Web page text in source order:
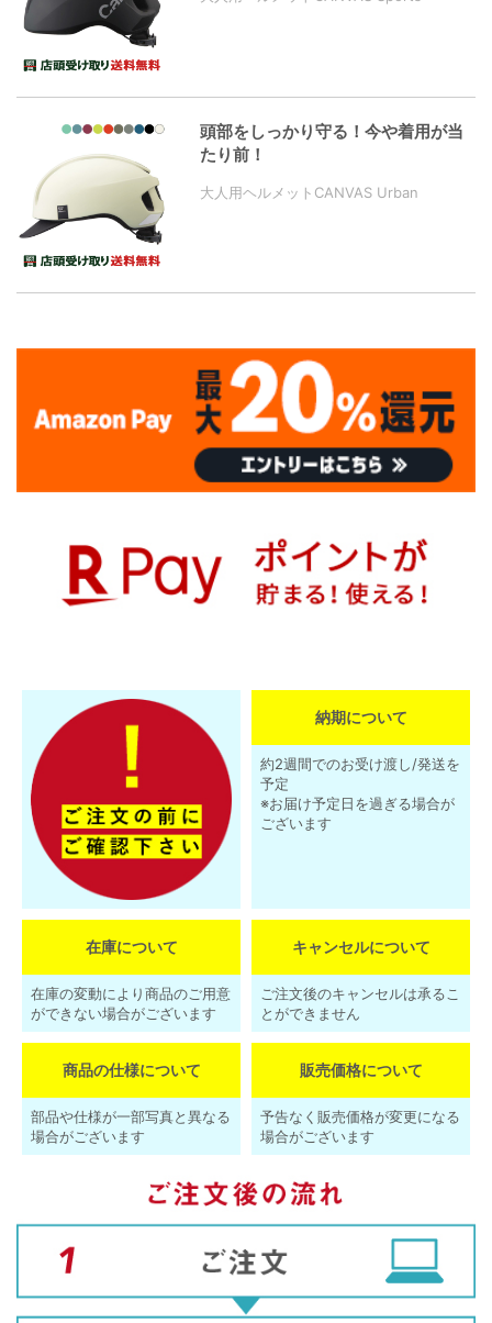
頭部をしっかり守る！今や着用が当
たり前！
大人用ヘルメットCANVAS Urban
納期について
約2週間でのお受け渡し/発送を
予定
※お届け予定日を過ぎる場合が
ございます
在庫について
在庫の変動により商品のご用意
ができない場合がございます
キャンセルについて
ご注文後のキャンセルは承るこ
とができません
商品の仕様について
部品や仕様が一部写真と異なる
場合がございます
販売価格について
予告なく販売価格が変更になる
場合がございます